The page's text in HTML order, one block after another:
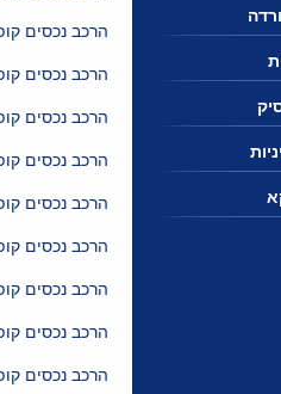
הרכב נכסים קופת
הרכב נכסים קופת
הרכב נכסים קופת גמל
הרכב נכסים קופת
הרכב נכסים קופת
הרכב נכסים קופת
הרכב נכסים קופת גמל
הרכב נכסים קופת
הרכב נכסים קופת